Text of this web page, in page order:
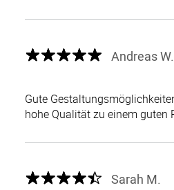
Andreas W.
Gute
hohe Qualität zu einem guten
Sarah M.